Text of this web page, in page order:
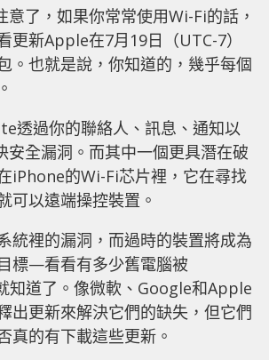
了，如果你常常使用Wi-Fi的話，
更新Apple在7月19日（UTC-7）
。也就是說，你知道的，幾乎每個
透過你的聯絡人、訊息、通知以
安全漏洞。而其中一個更具潛在破
iPhone的Wi-Fi芯片裡，它在尋找
可以遠端操控裝置。
統裡的漏洞，而過時的裝置將成為
標—看看有多少舊電腦被
知道了。像微軟、Google和Apple
出更新來解決它們的缺失，但它們
真的有下載這些更新。